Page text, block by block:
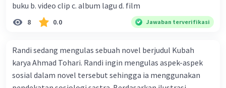
mawas diri dan menjaga kesehatan dalam menghadapi
serangan virus corona yang mulai menyebar di Indonesia,
D. Virus corona menjadi masalah besar bagi kesehatan
buku b. video clip c. album lagu d. film
8 0.0 Jawaban terverifikasi
Randi sedang mengulas sebuah novel berjudul Kubah
karya Ahmad Tohari. Randi ingin mengulas aspek-aspek
sosial dalam novel tersebut sehingga ia menggunakan